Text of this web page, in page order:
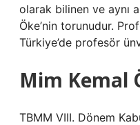
olarak bilinen ve aynı
Öke’nin torunudur.
Türkiye’de profesör
Mim Kemal
TBMM VIII. Dönem